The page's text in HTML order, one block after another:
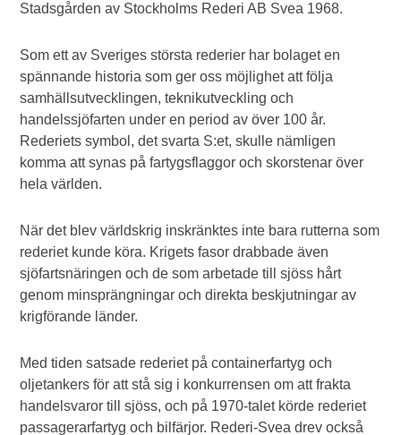
Stadsgården av Stockholms Rederi AB Svea 1968.
Som ett av Sveriges största rederier har bolaget en
spännande historia som ger oss möjlighet att följa
samhällsutvecklingen, teknikutveckling och
handelssjöfarten under en period av över 100 år.
Rederiets symbol, det svarta S:et, skulle nämligen
komma att synas på fartygsflaggor och skorstenar över
hela världen.
När det blev världskrig inskränktes inte bara rutterna som
rederiet kunde köra. Krigets fasor drabbade även
sjöfartsnäringen och de som arbetade till sjöss hårt
genom minsprängningar och direkta beskjutningar av
krigförande länder.
Med tiden satsade rederiet på containerfartyg och
oljetankers för att stå sig i konkurrensen om att frakta
handelsvaror till sjöss, och på 1970-talet körde rederiet
passagerarfartyg och bilfärjor. Rederi-Svea drev också